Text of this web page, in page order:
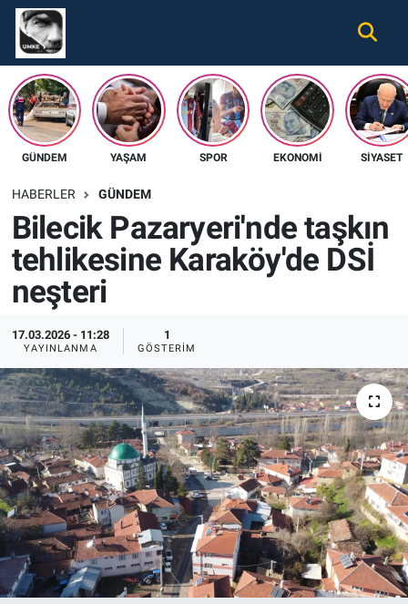
GÜNDEM YAŞAM SPOR EKONOMI SIYASET
HABERLER GÜNDEM
Bilecik Pazaryeri'nde taşkın
tehlikesine Karaköy'de DSİ
neşteri
17.03.2026 - 11:28
YAYINLANMA
1
GÖSTERIM
Gündem
Ekonomi
Spor
Tüm Haberler
İletişim
Künye
Nöbetçi Eczaneler
Hava Durumu
Namaz Vakitleri
Süper Lig Puan Durumu ve Fikstür
Tüm Manşetler
Son Dakika Haberleri
Haber Arşivi